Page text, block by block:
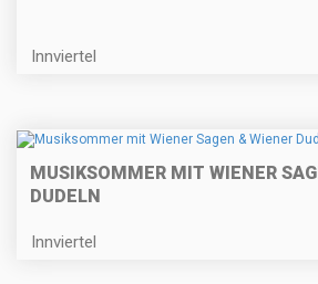
Innviertel
MUSIKSOMMER MIT WIENER
DUDELN
Innviertel